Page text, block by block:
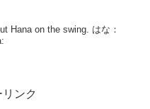
on the swing. はな：
ンク